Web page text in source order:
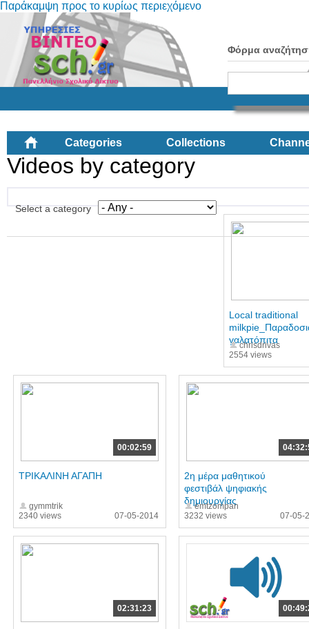
Παράκαμψη προς το κυρίως περιεχόμενο
Φόρμα
Categories Collections
Videos by category
Select a category
2554 views
Local traditional
γαλατόπιτα
chrisdrivas
00:02:59
2340 views
ΤΡΙΚΑΛΙΝΗ ΑΓΑΠΗ
gymmtrik
07-05-2014
3232 views
2η μέρα μαθητικού
φεστιβάλ ψηφιακής
δημιουργίας
emtzompan
07-05-
02:31:23